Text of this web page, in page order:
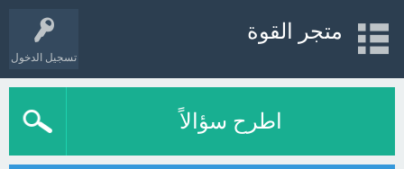
تسجيل الدخول
متجر القوة
اطرح سؤالاً